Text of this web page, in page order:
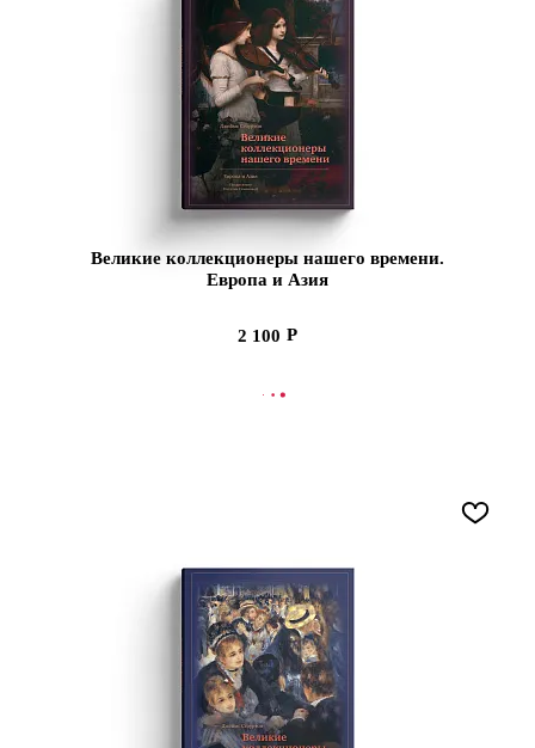
Великие коллекционеры нашего времени.
Европа и Азия
2 100
В КОРЗИНУ